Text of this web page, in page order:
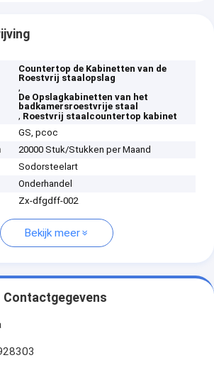
Countertop de Kabinetten van de
Roestvrij staalopslag
,
De Opslagkabinetten van het
badkamersroestvrije staal
, Roestvrij staalcountertop kabinet
GS, pcoc
20000 Stuk/Stukken per Maand
Sodorsteelart
Onderhandel
Zx-dfgdff-002
Bekijk meer
Contactgegevens